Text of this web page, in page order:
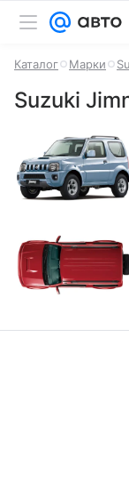
Каталог Марки
Suzuki